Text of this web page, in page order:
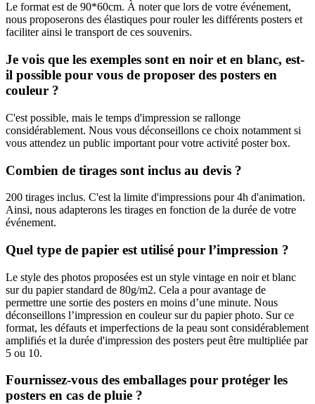
Le format est de 90*60cm. À noter que lors de votre événement,
nous proposerons des élastiques pour rouler les différents posters et
faciliter ainsi le transport de ces souvenirs.
Je vois que les exemples sont en noir et en blanc, est-
il possible pour vous de proposer des posters en
couleur ?
C'est possible, mais le temps d'impression se rallonge
considérablement. Nous vous déconseillons ce choix notamment si
vous attendez un public important pour votre activité poster box.
Combien de tirages sont inclus au devis ?
200 tirages inclus. C'est la limite d'impressions pour 4h d'animation.
Ainsi, nous adapterons les tirages en fonction de la durée de votre
événement.
Quel type de papier est utilisé pour l’impression ?
Le style des photos proposées est un style vintage en noir et blanc
sur du papier standard de 80g/m2. Cela a pour avantage de
permettre une sortie des posters en moins d’une minute. Nous
déconseillons l’impression en couleur sur du papier photo. Sur ce
format, les défauts et imperfections de la peau sont considérablement
amplifiés et la durée d'impression des posters peut être multipliée par
5 ou 10.
Fournissez-vous des emballages pour protéger les
posters en cas de pluie ?